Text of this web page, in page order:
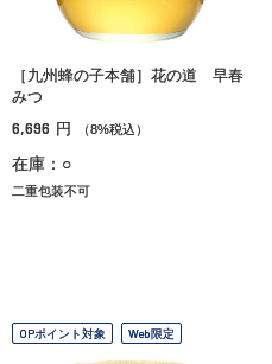
［九州蜂の子本舗］花の道 早春
みつ
6,696 円 （8%税込）
在庫：○
二重包装不可
OPポイント対象 Web限定